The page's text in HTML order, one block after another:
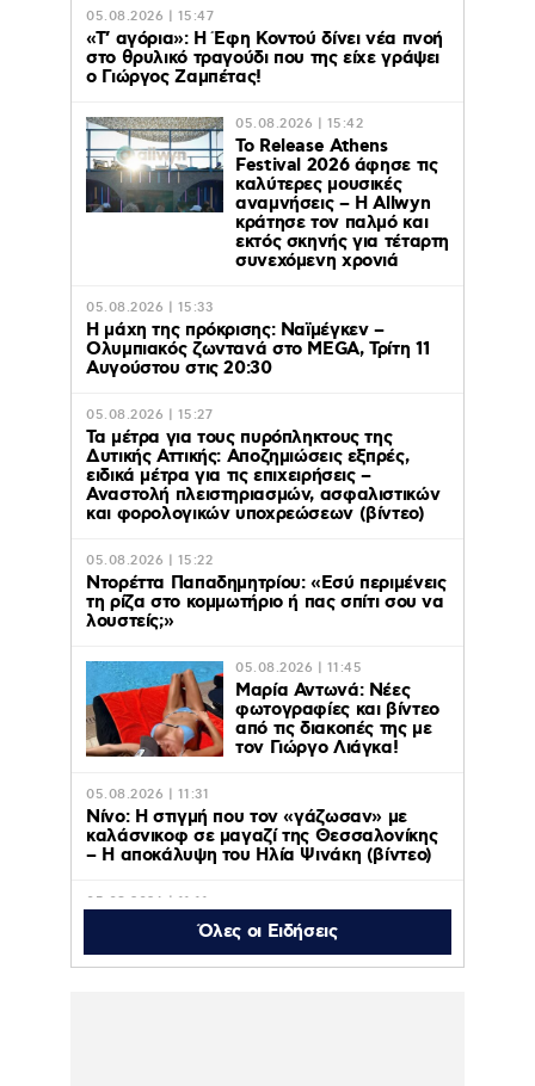
05.08.2026 | 15:47
«Τ’ αγόρια»: Η Έφη Κοντού δίνει νέα πνοή
στο θρυλικό τραγούδι που της είχε γράψει
ο Γιώργος Ζαμπέτας!
05.08.2026 | 15:42
Το Release Athens
Festival 2026 άφησε τις
καλύτερες μουσικές
αναμνήσεις – Η Allwyn
κράτησε τον παλμό και
εκτός σκηνής για τέταρτη
συνεχόμενη χρονιά
05.08.2026 | 15:33
Η μάχη της πρόκρισης: Ναϊμέγκεν –
Ολυμπιακός ζωντανά στο MEGA, Τρίτη 11
Αυγούστου στις 20:30
05.08.2026 | 15:27
Τα μέτρα για τους πυρόπληκτους της
Δυτικής Αττικής: Αποζημιώσεις εξπρές,
ειδικά μέτρα για τις επιχειρήσεις –
Αναστολή πλειστηριασμών, ασφαλιστικών
και φορολογικών υποχρεώσεων (βίντεο)
05.08.2026 | 15:22
Ντορέττα Παπαδημητρίου: «Εσύ περιμένεις
τη ρίζα στο κομμωτήριο ή πας σπίτι σου να
λουστείς;»
05.08.2026 | 11:45
Μαρία Αντωνά: Νέες
φωτογραφίες και βίντεο
από τις διακοπές της με
τον Γιώργο Λιάγκα!
05.08.2026 | 11:31
Νίνο: Η στιγμή που τον «γάζωσαν» με
καλάσνικοφ σε μαγαζί της Θεσσαλονίκης
– Η αποκάλυψη του Ηλία Ψινάκη (βίντεο)
05.08.2026 | 11:11
Axios: ΗΠΑ, Ιράν και Ομάν κοντά σε
συμφωνία για το άνοιγμα των Στενών του
Ορμούζ – Οι όροι
Όλες οι Ειδήσεις